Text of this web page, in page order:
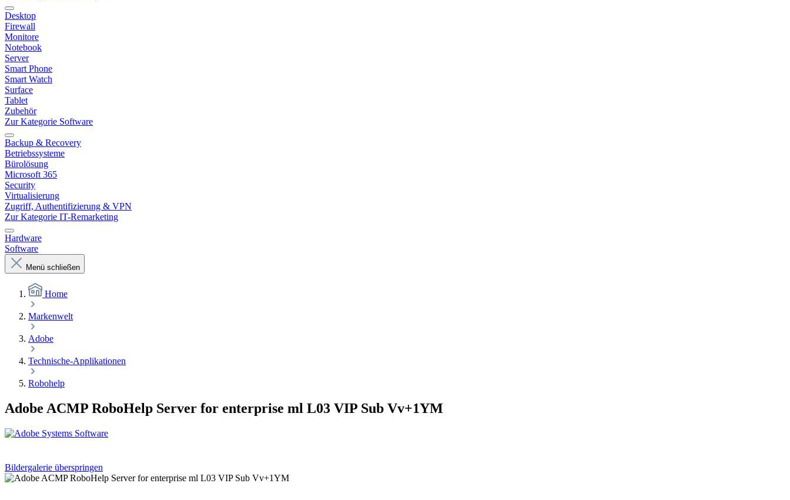
Desktop
Firewall
Monitore
Notebook
Server
Smart Phone
Smart Watch
Surface
Tablet
Zubehör
Zur Kategorie Software
Backup & Recovery
Betriebssysteme
Bürolösung
Microsoft 365
Security
Virtualisierung
Zugriff, Authentifizierung & VPN
Zur Kategorie IT-Remarketing
Hardware
Software
Menü schließen
Home
Markenwelt
Adobe
Technische-Applikationen
Robohelp
Adobe ACMP RoboHelp Server for enterprise ml L03 VIP Sub Vv+1YM
Bildergalerie überspringen